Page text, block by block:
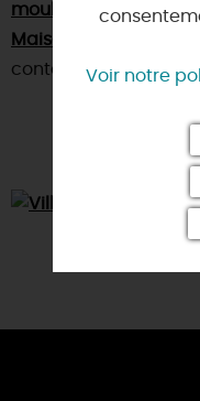
moulin Bardinà
Maison de la Nature
contemporainLes
Voir notre